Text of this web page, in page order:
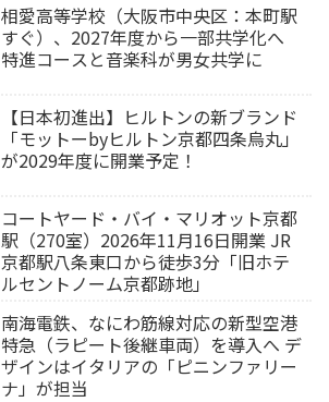
相愛高等学校（大阪市中央区：本町駅
すぐ）、2027年度から一部共学化へ
特進コースと音楽科が男女共学に
【日本初進出】ヒルトンの新ブランド
「モットーbyヒルトン京都四条烏丸」
が2029年度に開業予定！
コートヤード・バイ・マリオット京都
駅（270室）2026年11月16日開業 JR
京都駅八条東口から徒歩3分「旧ホテ
ルセントノーム京都跡地」
南海電鉄、なにわ筋線対応の新型空港
特急（ラピート後継車両）を導入へ デ
ザインはイタリアの「ピニンファリー
ナ」が担当